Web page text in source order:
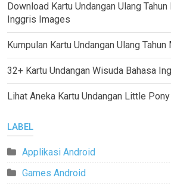
Download Kartu Undangan Ulang
Inggris Images
Kumpulan Kartu Undangan Ulang
32+ Kartu Undangan Wisuda Bahasa
Lihat Aneka Kartu Undangan Little
LABEL
Applikasi Android
Games Android